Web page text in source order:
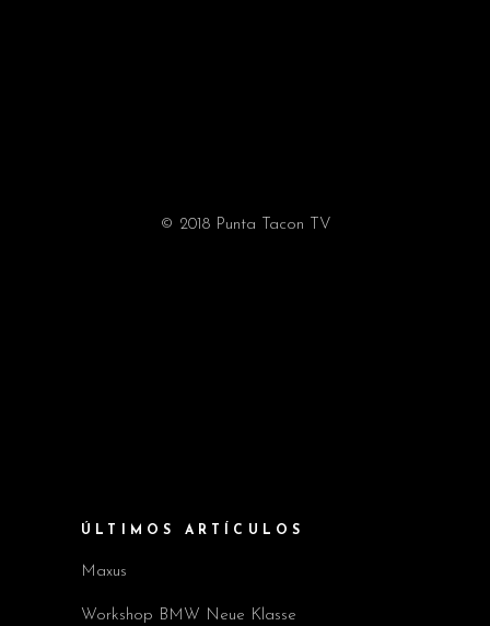
© 2018 Punta Tacon TV
ÚLTIMOS ARTÍCULOS
Maxus
Workshop BMW Neue Klasse